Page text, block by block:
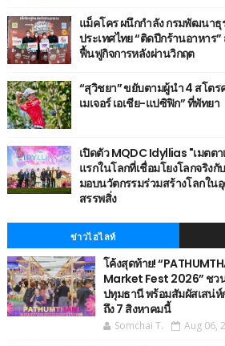
แม็คโคร ผนึกกำลัง กรมพัฒนาธุ
ประเทศไทย “ติดปีกร้านอาหาร
ฟื้นฟูกิจการหลังผ่านวิกฤต
“สุวิชยา” ขยับตามผู้นำ 4 สโตร
เมเจอร์ เอเชีย-แปซิฟิก” ที่พัทยา
เปิดตัว MQDC Idyllias "เมต
แรกในโลกที่เชื่อมโยงโลกจริง
มอบนวัตกรรมร่วมสร้างโลกใน
สรรพสิ่ง
ข่าวไฮไลท์
โค้งสุดท้าย!
Market Fest 2026” ชว
ปทุมธานี พร้อมสัมผัสเสน่ห์
ถึง 7 สิงหาคมนี้
Somchai T. Aug 06,